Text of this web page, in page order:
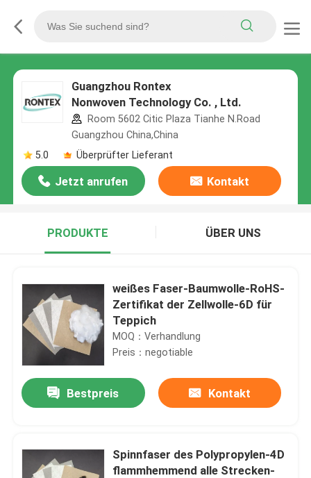
Guangzhou Rontex
Nonwoven Technology Co. , Ltd.
Room 5602 Citic Plaza Tianhe N.Road
Guangzhou China,China
5.0
Überprüfter Lieferant
Jetzt anrufen Kontakt
PRODUKTE ÜBER UNS
weißes Faser-Baumwolle-RoHS-
Zertifikat der Zellwolle-6D für
Teppich
MOQ：Verhandlung
Preis：negotiable
Bestpreis Kontakt
Spinnfaser des Polypropylen-4D
flammhemmend alle Strecken-